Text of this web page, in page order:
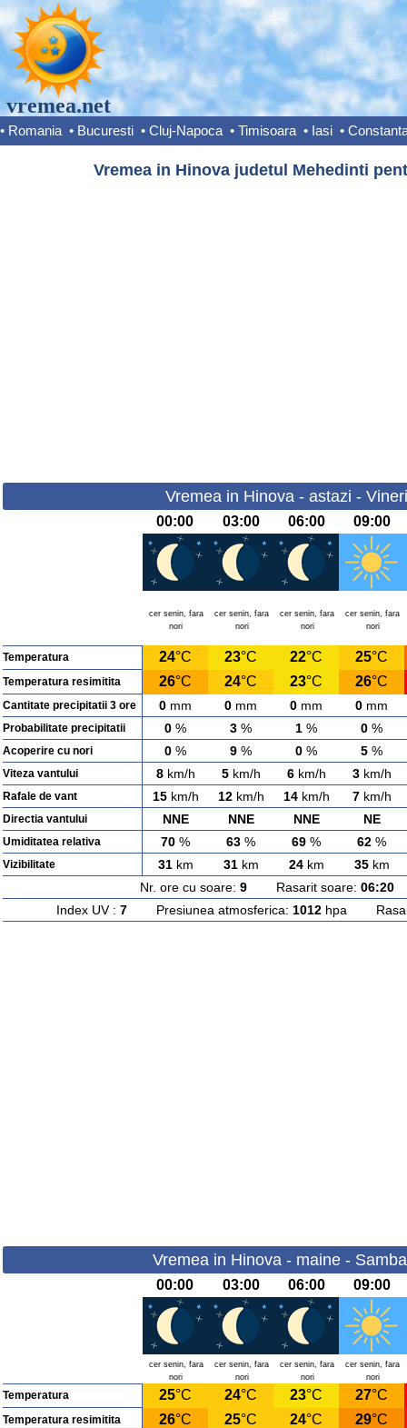
vremea.net
• Romania • Bucuresti • Cluj-Napoca • Timisoara • Iasi •
Vremea in Hinova judetul Mehedinti
Vremea in Hinova - astazi -
00:00 03:00 06:00 09:00
cer senin, fara
nori
cer senin, fara
nori
cer senin, fara
nori
cer senin, fara
nori
Temperatura 24°C 23°C 22°C 25°C
Temperatura resimitita 26°C 24°C 23°C 26°C
Cantitate precipitatii 3 ore 0 mm 0 mm 0 mm 0 mm
Probabilitate precipitatii 0 % 3 % 1 % 0 %
Acoperire cu nori 0 % 9 % 0 % 5 %
Viteza vantului 8km/h 5km/h 6km/h 3km/h
Rafale de vant 15km/h 12km/h 14km/h 7km/h
Directia vantului NNE NNE NNE NE
Umiditatea relativa 70 % 63 % 69 % 62 %
Vizibilitate 31km 31km 24km 35km
Nr. ore cu soare: 9Rasarit soare: 06:20
Index UV : 7Presiunea atmosferica: 1012hpa
Vremea in Hinova - maine -
00:00 03:00 06:00 09:00
cer senin, fara
nori
cer senin, fara
nori
cer senin, fara
nori
cer senin, fara
nori
Temperatura 25°C 24°C 23°C 27°C
Temperatura resimitita 26°C 25°C 24°C 29°C